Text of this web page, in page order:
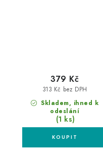
Skladem, ihned k
odeslání
(1 ks)
313 Kč bez DPH
379 Kč